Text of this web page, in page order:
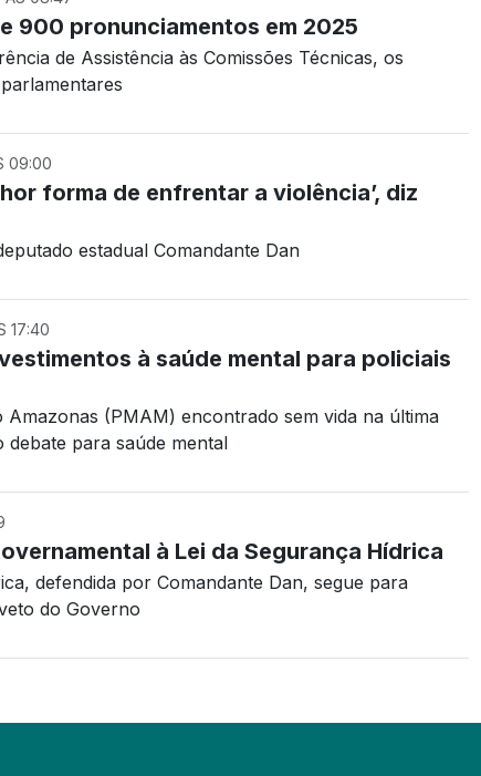
900 pronunciamentos em 2025
de Assistência às Comissões Técnicas, os
09:00
forma de enfrentar a violência’, diz
estadual Comandante Dan
17:40
à saúde mental para policiais
Amazonas (PMAM) encontrado sem vida na última
para saúde mental
à Lei da Segurança Hídrica
defendida por Comandante Dan, segue para
do Governo